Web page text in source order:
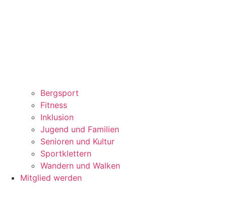
Bergsport
Fitness
Inklusion
Jugend und Familien
Senioren und Kultur
Sportklettern
Wandern und Walken
Mitglied werden